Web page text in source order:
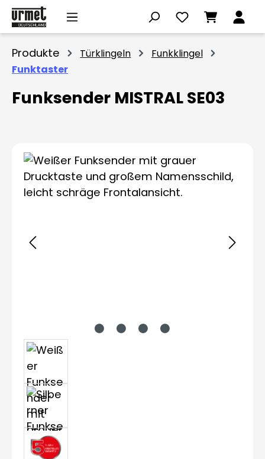
Zum Hauptinhalt springen
Produkte Türklingeln
Funkklingel
Funktaster
Funksender MISTRAL SE03
Bildergalerie überspringen